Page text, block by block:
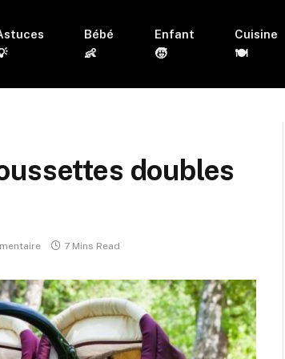
Bébé
👶
Enfant
🧒
Cuisine
🍽
doubles
7 Mins Read